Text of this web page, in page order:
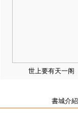
世上要有天一阁
書城介紹